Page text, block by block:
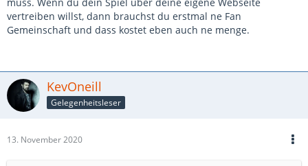
vertreiben willst, dann brauchst du erstmal ne Fan
Gemeinschaft und dass kostet eben auch ne menge.
KevOneill
Gelegenheitsleser
13. November 2020